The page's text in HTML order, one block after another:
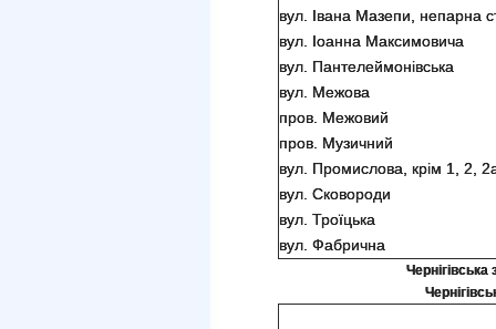
вул. Івана Мазепи, непарна
вул. Іоанна Максимовича
вул. Пантелеймонівська
вул. Межова
пров. Межовий
пров. Музичний
вул. Промислова, крім 1, 2,
вул. Сковороди
вул. Троїцька
вул. Фабрична
Чернігівська